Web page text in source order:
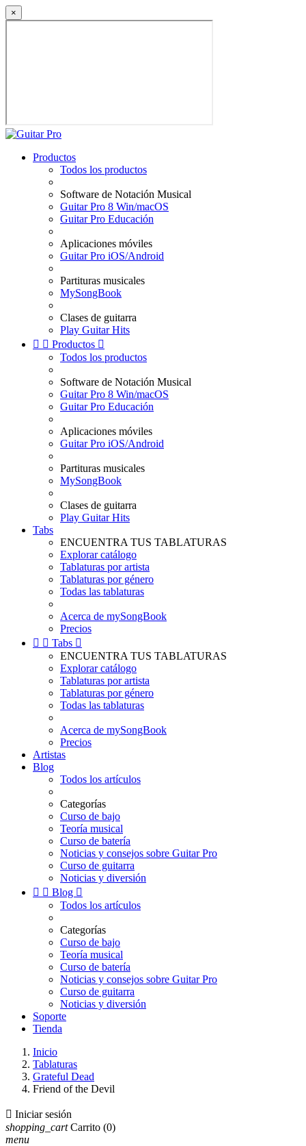
×
Productos
Todos los productos
Software de Notación Musical
Guitar Pro 8 Win/macOS
Guitar Pro Educación
Aplicaciones móviles
Guitar Pro iOS/Android
Partituras musicales
MySongBook
Clases de guitarra
Play Guitar Hits
  Productos 
Todos los productos
Software de Notación Musical
Guitar Pro 8 Win/macOS
Guitar Pro Educación
Aplicaciones móviles
Guitar Pro iOS/Android
Partituras musicales
MySongBook
Clases de guitarra
Play Guitar Hits
Tabs
ENCUENTRA TUS TABLATURAS
Explorar catálogo
Tablaturas por artista
Tablaturas por género
Todas las tablaturas
Acerca de mySongBook
Precios
  Tabs 
ENCUENTRA TUS TABLATURAS
Explorar catálogo
Tablaturas por artista
Tablaturas por género
Todas las tablaturas
Acerca de mySongBook
Precios
Artistas
Blog
Todos los artículos
Categorías
Curso de bajo
Teoría musical
Curso de batería
Noticias y consejos sobre Guitar Pro
Curso de guitarra
Noticias y diversión
  Blog 
Todos los artículos
Categorías
Curso de bajo
Teoría musical
Curso de batería
Noticias y consejos sobre Guitar Pro
Curso de guitarra
Noticias y diversión
Soporte
Tienda
Inicio
Tablaturas
Grateful Dead
Friend of the Devil
 Iniciar sesión
shopping_cart Carrito (0)
menu